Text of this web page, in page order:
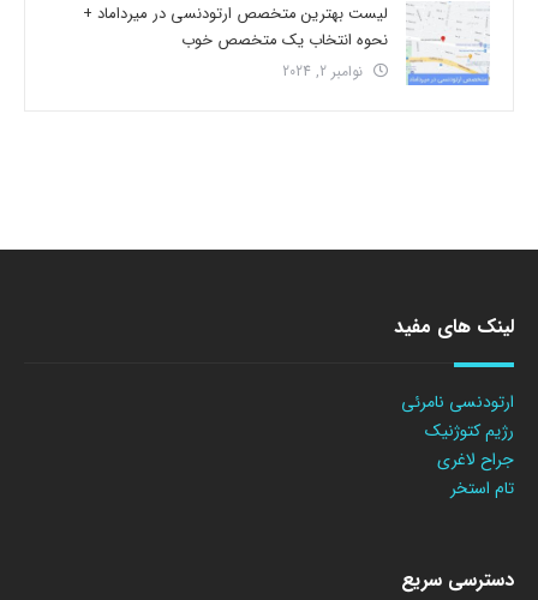
لیست بهترین متخصص ارتودنسی در میرداماد +
نحوه انتخاب یک متخصص خوب
نوامبر 2, 2024
لینک های مفید
ارتودنسی نامرئی
رژیم کتوژنیک
جراح لاغری
تام استخر
دسترسی سریع